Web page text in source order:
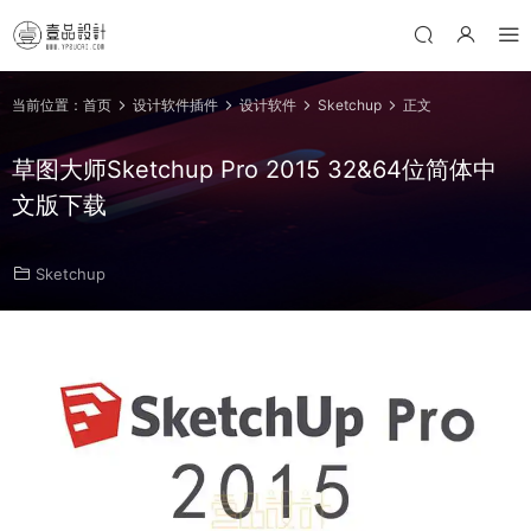
当前位置： 首页 设计软件插件 设计软件 Sketchup 正文
草图大师Sketchup Pro 2015 32&64位简体中
文版下载
Sketchup